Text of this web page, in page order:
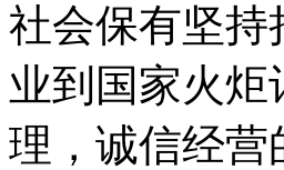
社会保有坚持
业到国家火
理，诚信经营